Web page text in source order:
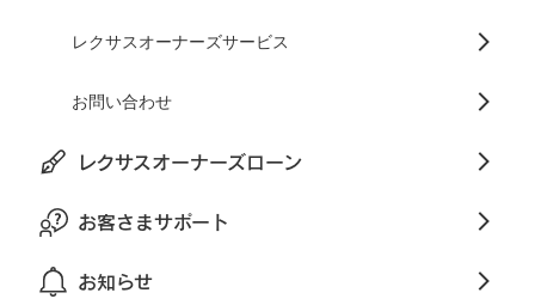
レクサスオーナーズサービス
お問い合わせ
レクサスオーナーズローン
お客さまサポート
お知らせ